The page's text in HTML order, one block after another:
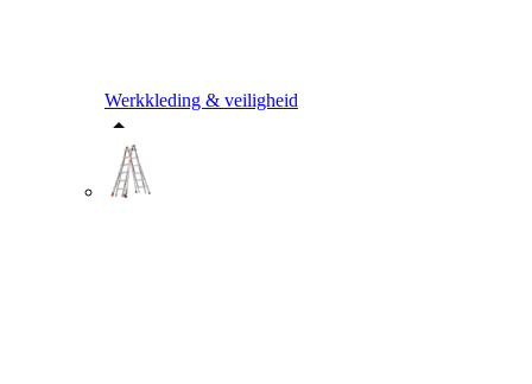
Werkkleding & veiligheid